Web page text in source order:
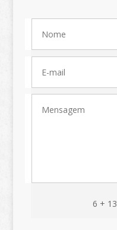
6 + 13